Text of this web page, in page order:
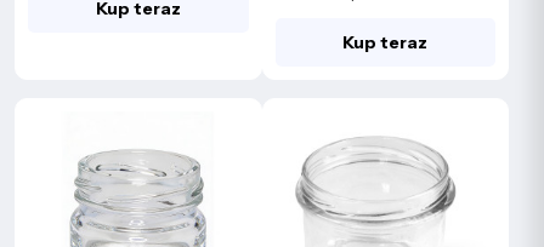
Kup teraz
Kup teraz